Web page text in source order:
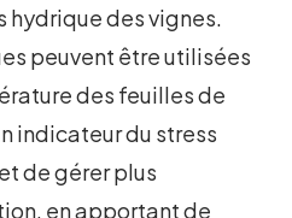
hydrique des vignes.
peuvent être utilisées
des feuilles de
indicateur du stress
de gérer plus
en apportant de